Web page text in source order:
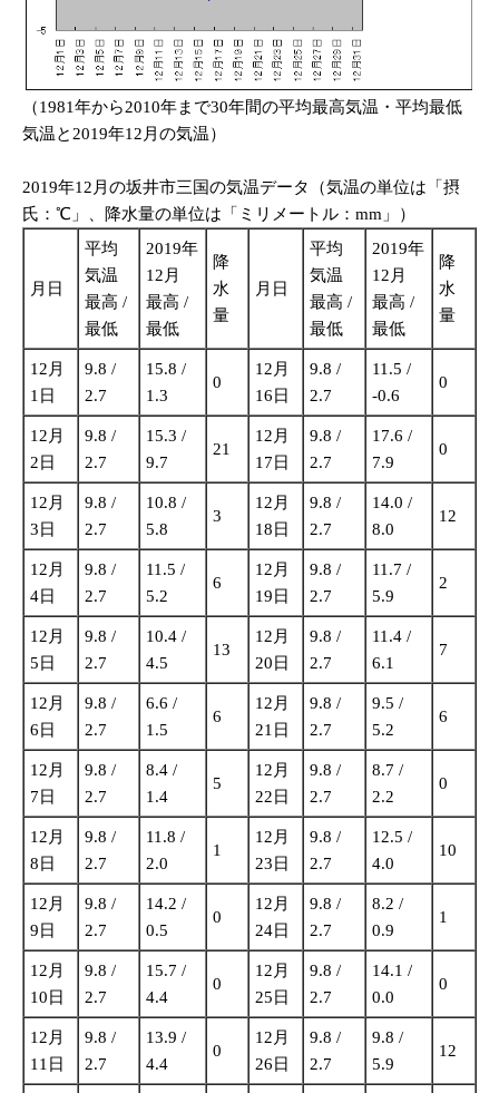
（1981年から2010年まで30年間の平均最高気温・平均最低
気温と2019年12月の気温）
2019年12月の坂井市三国の気温データ（気温の単位は「摂
氏：℃」、降水量の単位は「ミリメートル：mm」）
月日
平均
気温
最高 /
最低
2019年
12月
最高 /
最低
降
水
量
月日
平均
気温
最高 /
最低
2019年
12月
最高 /
最低
降
水
量
12月
1日
9.8 /
2.7
15.8 /
1.3
0
12月
16日
9.8 /
2.7
11.5 /
-0.6
0
12月
2日
9.8 /
2.7
15.3 /
9.7
21
12月
17日
9.8 /
2.7
17.6 /
7.9
0
12月
3日
9.8 /
2.7
10.8 /
5.8
3
12月
18日
9.8 /
2.7
14.0 /
8.0
12
12月
4日
9.8 /
2.7
11.5 /
5.2
6
12月
19日
9.8 /
2.7
11.7 /
5.9
2
12月
5日
9.8 /
2.7
10.4 /
4.5
13
12月
20日
9.8 /
2.7
11.4 /
6.1
7
12月
6日
9.8 /
2.7
6.6 /
1.5
6
12月
21日
9.8 /
2.7
9.5 /
5.2
6
12月
7日
9.8 /
2.7
8.4 /
1.4
5
12月
22日
9.8 /
2.7
8.7 /
2.2
0
12月
8日
9.8 /
2.7
11.8 /
2.0
1
12月
23日
9.8 /
2.7
12.5 /
4.0
10
12月
9日
9.8 /
2.7
14.2 /
0.5
0
12月
24日
9.8 /
2.7
8.2 /
0.9
1
12月
10日
9.8 /
2.7
15.7 /
4.4
0
12月
25日
9.8 /
2.7
14.1 /
0.0
0
12月
11日
9.8 /
2.7
13.9 /
4.4
0
12月
26日
9.8 /
2.7
9.8 /
5.9
12